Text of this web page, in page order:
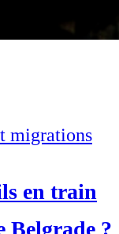
migrations
en train
Belgrade ?